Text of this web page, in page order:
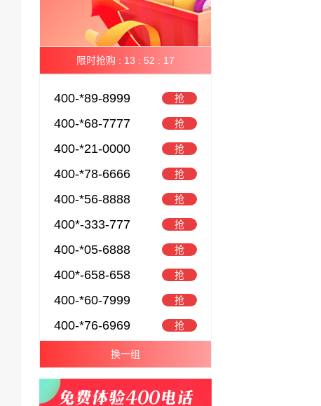
限时抢购 : 13 : 52 : 16
400-*89-8999 抢
400-*68-7777 抢
400-*21-0000 抢
400-*78-6666 抢
400-*56-8888 抢
400*-333-777 抢
400-*05-6888 抢
400*-658-658 抢
400-*60-7999 抢
400-*76-6969 抢
换一组